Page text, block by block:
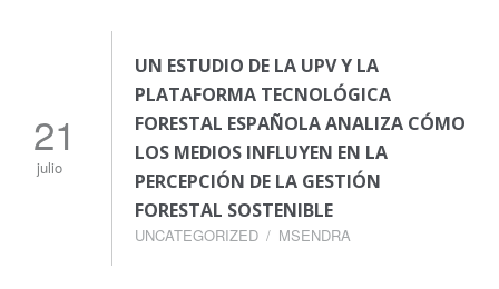
21
julio
UN ESTUDIO DE LA UPV Y LA
PLATAFORMA TECNOLÓGICA
FORESTAL ESPAÑOLA ANALIZA CÓMO
LOS MEDIOS INFLUYEN EN LA
PERCEPCIÓN DE LA GESTIÓN
FORESTAL SOSTENIBLE
UNCATEGORIZED MSENDRA